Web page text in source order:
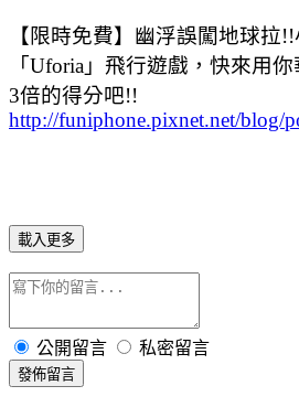
【限時免費】幽浮誤闖地球拉
「Uforia」飛行遊戲，快來用
3倍的得分吧!!
http://funiphone.pixnet.net/blog/
載入更多
公開留言 私密留言
發佈留言